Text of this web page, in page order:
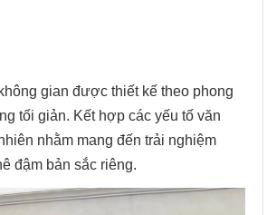
gian được thiết kế theo phong
tối giản. Kết hợp các yếu tố văn
nhằm mang đến trải nghiệm
đậm bản sắc riêng.